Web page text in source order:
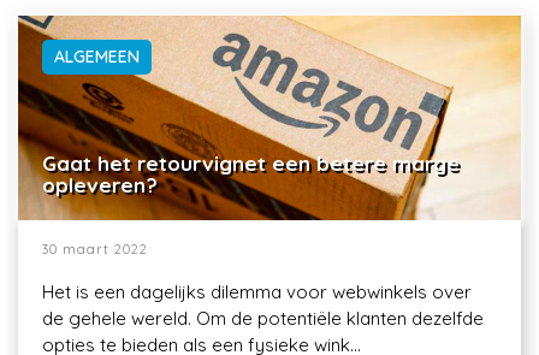
ALGEMEEN
Gaat het retourvignet een betere marge
opleveren?
30 maart 2022
Het is een dagelijks dilemma voor webwinkels over
de gehele wereld. Om de potentiële klanten dezelfde
opties te bieden als een fysieke wink...